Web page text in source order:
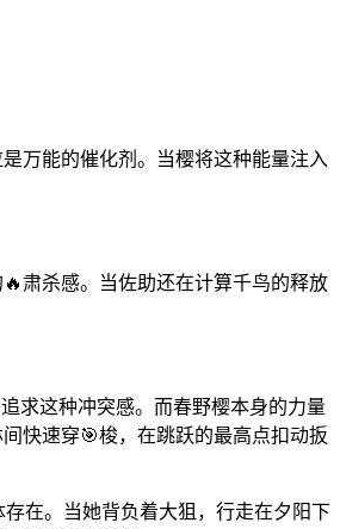
万能的催化剂。当樱将这种能量注入
肃杀感。当佐助还在计算千鸟的释放
求这种冲突感。而春野樱本身的力量
快速穿🎯梭，在跳跃的最高点扣动扳
在。当她背负着大狙，行走在夕阳下